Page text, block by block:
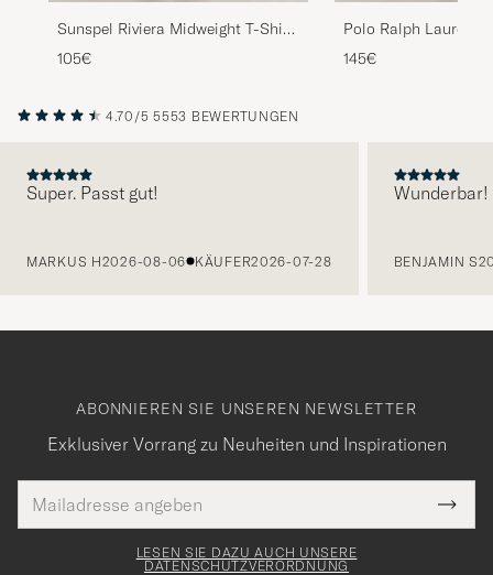
Sunspel Riviera Midweight T-Shirt
White
105€
Polo Ralph Lauren
Team T-shirt
145€
4.70/5 5553 BEWERTUNGEN
Super. Passt gut!
MARKUS H2026-08-06 KÄUFER2026-07-28
Wunderbar!
BENJAMIN S
ABONNIEREN SIE UNSEREN NEWSLETTER
Exklusiver Vorrang zu Neuheiten und Inspirationen
Mail
Adresse
Tack
för
LESEN SIE DAZU AUCH UNSERE
DATENSCHUTZVERORDNUNG